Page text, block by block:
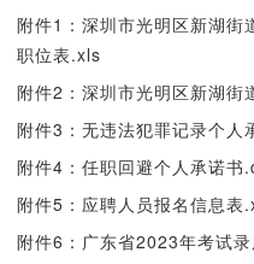
附件1：深圳市光明区新湖
职位表.xls
附件2：深圳市光明区新湖
附件3：无违法犯罪记录个人
附件4：任职回避个人承诺书
附件5：应聘人员报名信息表
附件6：广东省2023年考试